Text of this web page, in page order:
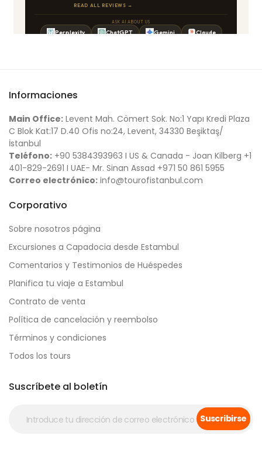
Informaciones
Main Office: Levent Mah. Cömert Sok. No:1 Yapı Kredi Plaza
C Blok Kat:17 D.40 Ofis no:24, Levent, 34330 Beşiktaş/
İstanbul
Teléfono: +90 5384393963 I US & Canada - Joan Kilberg +1
401-829-2691 I UAE- Mr. Sinan Assad +971 50 861 5955
Correo electrónico: info@tourofistanbul.com
Corporativo
Sobre nosotros página
Excursiones a Capadocia desde Estambul
Comentarios y Testimonios de Huéspedes
Planifica tu viaje a Estambul
Contrato de venta
Política de cancelación y reembolso
Términos y condiciones
Todos los tours
Suscríbete al boletín
Suscribirse